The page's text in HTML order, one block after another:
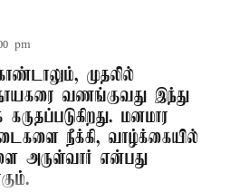
pm
முதலில்
வணங்குவது இந்து
மனமார
நீக்கி, வாழ்க்கையில்
அருள்வார் என்பது